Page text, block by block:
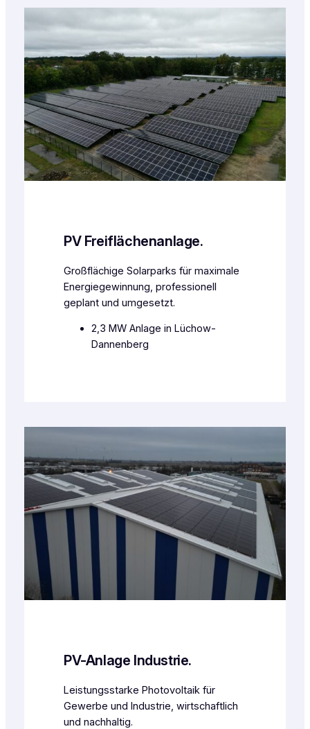
PV Freiflächenanlage.
Großflächige Solarparks für maximale
Energiegewinnung, professionell
geplant und umgesetzt.
2,3 MW Anlage in Lüchow-
Dannenberg
PV-Anlage Industrie.
Leistungsstarke Photovoltaik für
Gewerbe und Industrie, wirtschaftlich
und nachhaltig.